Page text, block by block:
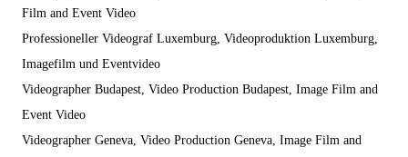
Film and Event Video
Professioneller Videograf Luxemburg, Videoproduktion Luxemburg,
Imagefilm und Eventvideo
Videographer Budapest, Video Production Budapest, Image Film and
Event Video
Videographer Geneva, Video Production Geneva, Image Film and